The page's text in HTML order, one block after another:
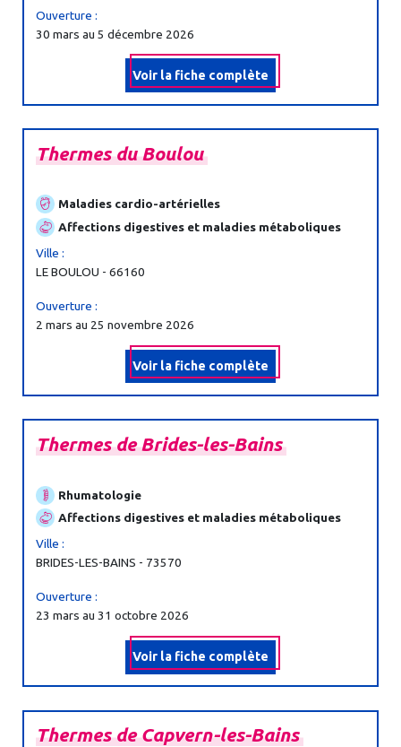
Ouverture :
30 mars au 5 décembre 2026
Voir la fiche complète
ThermesduBoulou
Maladies cardio-artérielles
Affections digestives et maladies métaboliques
Ville :
LE BOULOU - 66160
Ouverture :
2 mars au 25 novembre 2026
Voir la fiche complète
ThermesdeBrides-les-Bains
Rhumatologie
Affections digestives et maladies métaboliques
Ville :
BRIDES-LES-BAINS - 73570
Ouverture :
23 mars au 31 octobre 2026
Voir la fiche complète
ThermesdeCapvern-les-Bains